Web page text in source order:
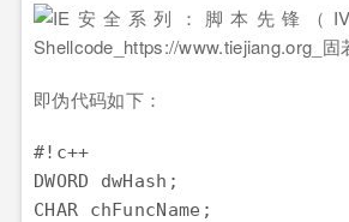
即伪代码如下：
#!c++
DWORD dwHash;
CHAR chFuncName;